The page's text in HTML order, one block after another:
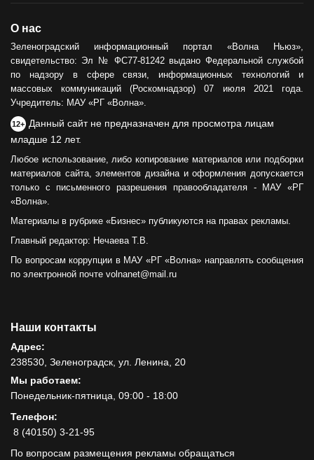
О нас
Зеленоградский информационный портал «Волна Ньюз»,
свидетельство: Эл № ФС77-81242 выдано Федеральной службой
по надзору в сфере связи, информационных технологий и
массовых коммуникаций (Роскомнадзор) 07 июля 2021 года.
Учредитель: МАУ «РГ «Волна».
12+ Данный сайт не предназначен для просмотра лицам
младше 12 лет.
Любое использование, либо копирование материалов или подборки
материалов сайта, элементов дизайна и оформления допускается
только с письменного разрешения правообладателя - МАУ «РГ
«Волна».
Материалы в рубрике «Бизнес» публикуются на правах рекламы.
Главный редактор: Нечаева Т.В.
По вопросам коррупции в МАУ «РГ «Волна» направлять сообщения
по электронной почте volnanet@mail.ru
Наши контакты
Адрес:
238530, Зеленоградск, ул. Ленина, 20
Мы работаем:
Понедельник-пятница, 09:00 - 18:00
Телефон:
8 (40150) 3-21-95
По вопросам размещения рекламы обращаться